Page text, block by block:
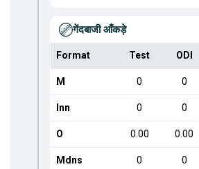
गेंदबाजी आँकड़े
Format Test ODI
M 0 0
Inn 0 0
O 0.00 0.00
Mdns 0 0